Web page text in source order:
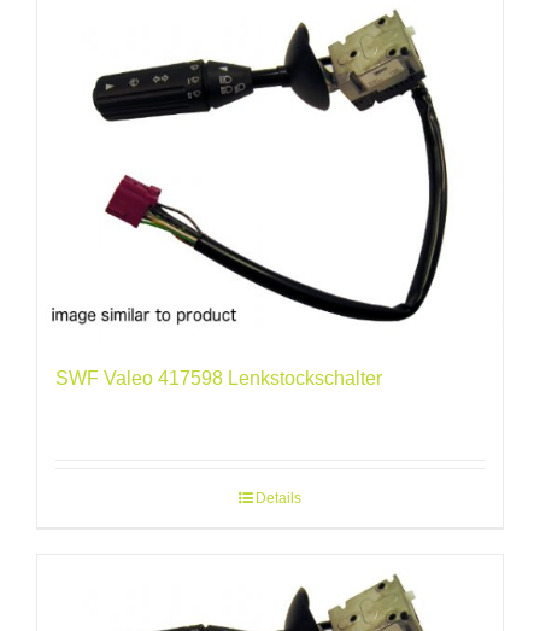
SWF Valeo 417598 Lenkstockschalter
Details